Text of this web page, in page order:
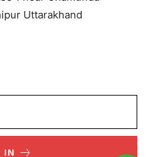
Uttarakhand
IN